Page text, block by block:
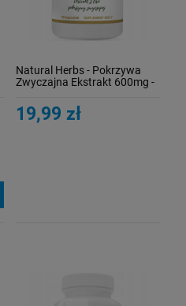
Natural Herbs - Pokrzywa
Zwyczajna Ekstrakt 600mg -
19,99 zł